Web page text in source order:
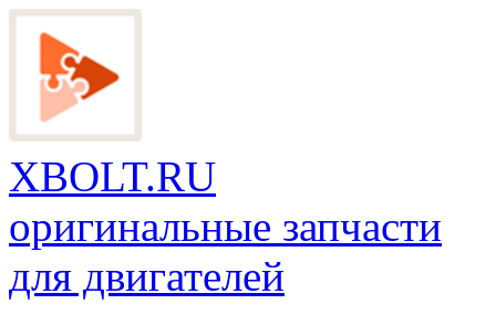
XBOLT.RU
оригинальные запчасти
для двигателей